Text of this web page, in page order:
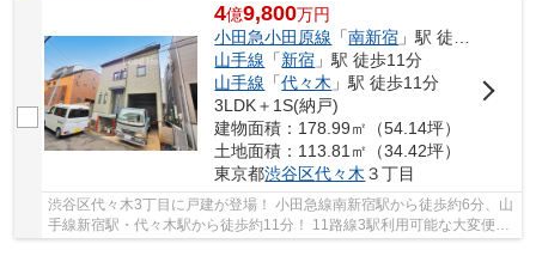
4億9,800万円
小田急小田原線 「南新宿 」駅 徒歩6分
山手線 「新宿 」駅 徒歩11分
山手線 「代々木 」駅 徒歩11分
3LDK＋1S(納戸)
建物面積：178.99㎡（54.14坪）
土地面積：113.81㎡（34.42坪）
東京都渋谷区代々木 ３丁目
渋谷区代々木3丁目に戸建が登場！ 小田急線南新宿駅から徒歩約6分、山
手線新宿駅・代々木駅から徒歩約11分！ 11路線3駅利用可能な大変便利